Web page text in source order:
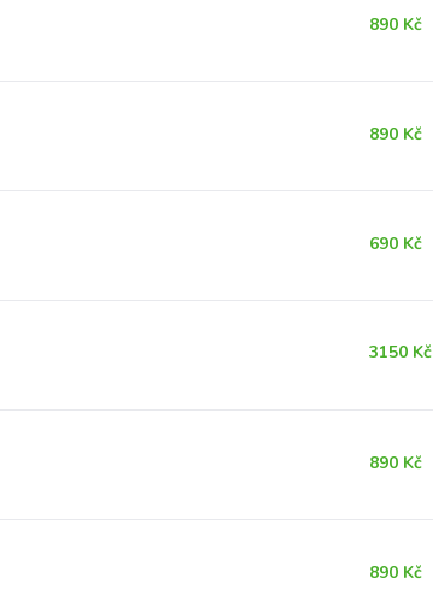
890 Kč
890 Kč
690 Kč
3150 Kč
890 Kč
890 Kč